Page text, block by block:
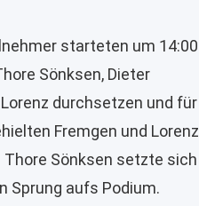
starteten um 14:00
Sönksen, Dieter
durchsetzen und für
Fremgen und Lorenz
Thore Sönksen setzte sich
Sprung aufs Podium.